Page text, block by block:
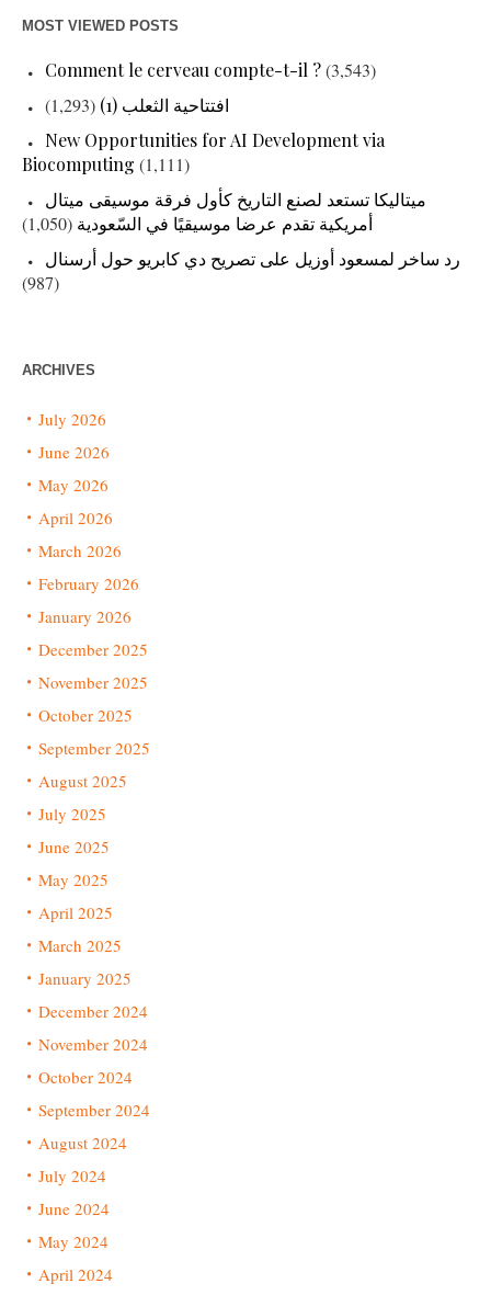
MOST VIEWED POSTS
Comment le cerveau compte-t-il ?(3,543)
افتتاحية الثعلب (1)
(1,293)
New Opportunities for AI Development via
Biocomputing (1,111)
ميتاليكا تستعد لصنع التاريخ كأول فرقة موسيقى ميتال
أمريكية تقدم عرضا موسيقيًا في السّعودية (1,050)
رد ساخر لمسعود أوزيل على تصريح دي كابريو حول أرسنال
(987)
ARCHIVES
July 2026
June 2026
May 2026
April 2026
March 2026
February 2026
January 2026
December 2025
November 2025
October 2025
September 2025
August 2025
July 2025
June 2025
May 2025
April 2025
March 2025
January 2025
December 2024
November 2024
October 2024
September 2024
August 2024
July 2024
June 2024
May 2024
April 2024